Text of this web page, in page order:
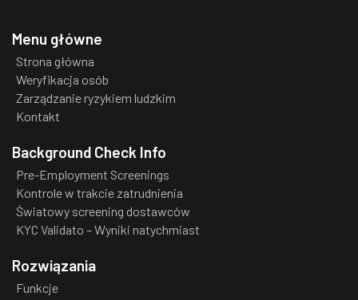
Menu główne
Strona główna
Weryfikacja osób
Zarządzanie ryzykiem ludzkim
Kontakt
Background Check Info
Pre-Employment Screenings
Kontrole w trakcie zatrudnienia
Światowy screening dostawców
KYC Validato – Wyniki natychmiast
Rozwiązania
Funkcje